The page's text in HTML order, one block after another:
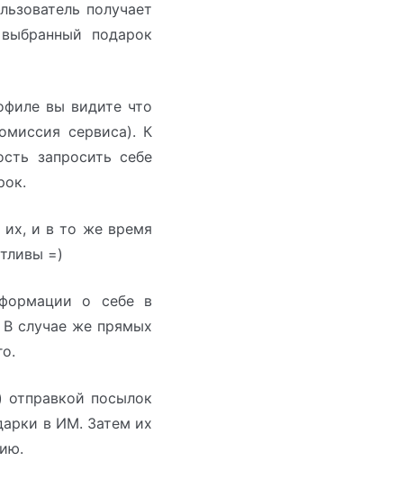
получает
подарок
вы видите что
сервиса). К
запросить себе
и в то же время
=)
о себе в
случае же прямых
отправкой посылок
в ИМ. Затем их